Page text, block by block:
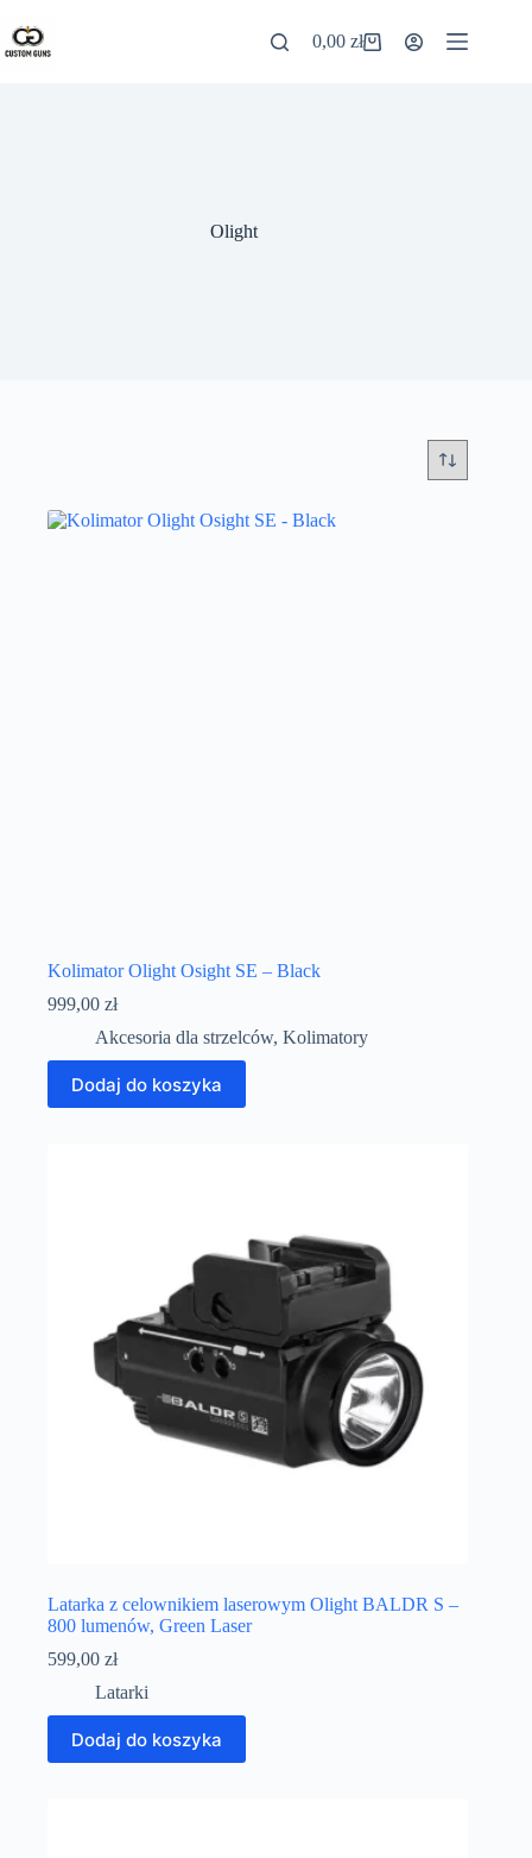
0,00zł
Olight
Kolimator Olight Osight SE – Black
999,00 zł
Akcesoria dla strzelców, Kolimatory
Dodaj do koszyka
Latarka z celownikiem laserowym Olight BALDR S –
800 lumenów, Green Laser
599,00 zł
Latarki
Dodaj do koszyka